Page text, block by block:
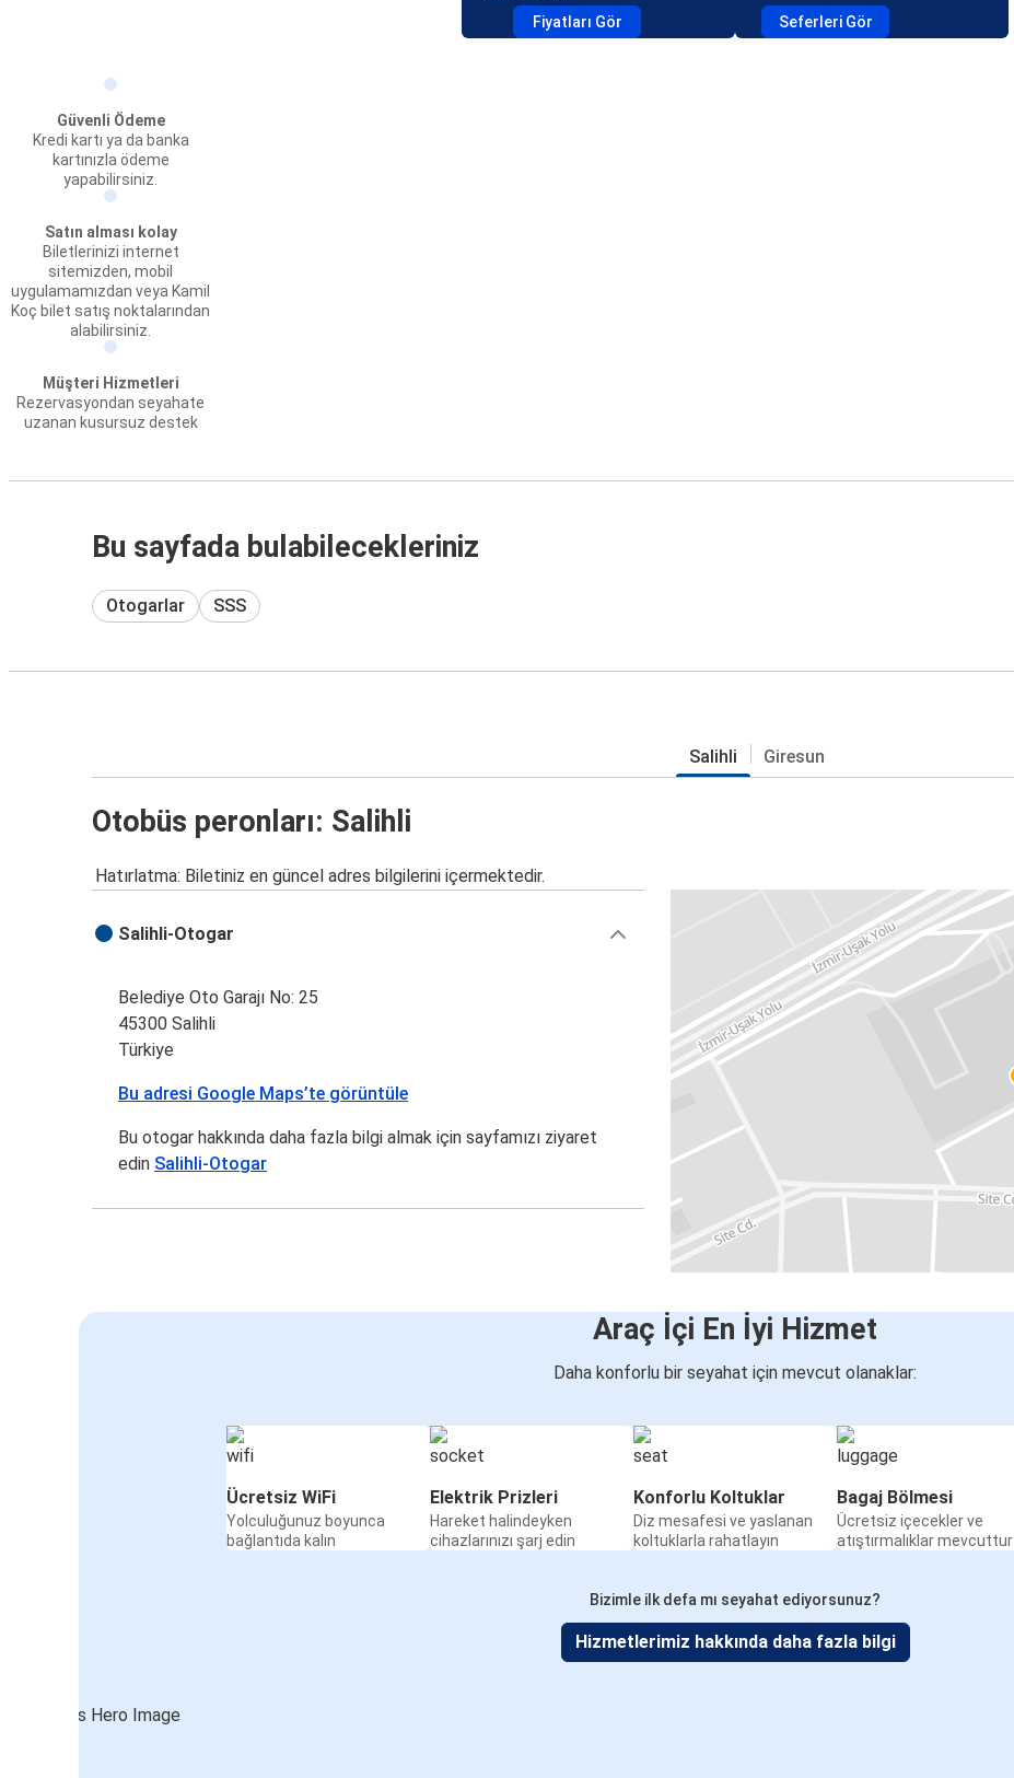
Fiyatları Gör Seferleri Gör
Güvenli Ödeme
Kredi kartı ya da banka
kartınızla ödeme
yapabilirsiniz.
Satın alması kolay
Biletlerinizi internet
sitemizden, mobil
uygulamamızdan veya Kamil
Koç bilet satış noktalarından
alabilirsiniz.
Müşteri Hizmetleri
Rezervasyondan seyahate
uzanan kusursuz destek
Bu sayfada bulabilecekleriniz
Otogarlar SSS
Salihli Giresun
Otobüs peronları: Salihli
Hatırlatma: Biletiniz en güncel adres bilgilerini içermektedir.
Salihli-Otogar
Belediye Oto Garajı No: 25
45300 Salihli
Türkiye
Bu adresi Google Maps’te görüntüle
Bu otogar hakkında daha fazla bilgi almak için sayfamızı ziyaret
edin Salihli-Otogar
Araç İçi En İyi Hizmet
Daha konforlu bir seyahat için mevcut olanaklar:
Ücretsiz WiFi
Yolculuğunuz boyunca
bağlantıda kalın
Elektrik Prizleri
Hareket halindeyken
cihazlarınızı şarj edin
Konforlu Koltuklar
Diz mesafesi ve yaslanan
koltuklarla rahatlayın
Bagaj Bölmesi
Ücretsiz içecekler ve
atıştırmalıklar mevcuttur
Bizimle ilk defa mı seyahat ediyorsunuz?
Hizmetlerimiz hakkında daha fazla bilgi